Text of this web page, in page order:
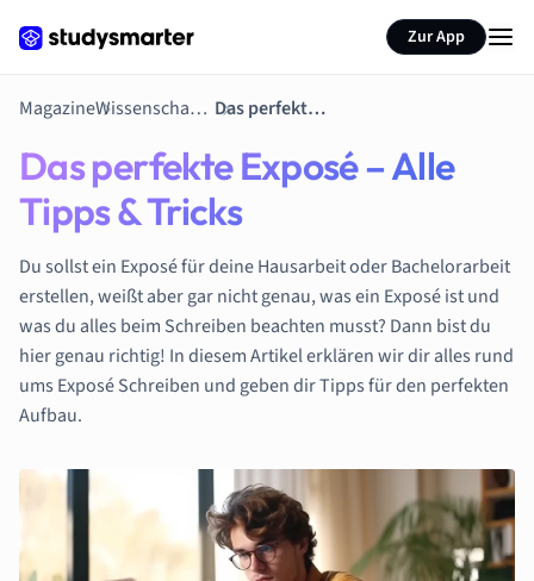
Zur App
Magazine Wissenschaftlich Schreiben Das perfekte Exposé – Alle Tipps & Tricks
Das perfekte Exposé – Alle
Tipps & Tricks
Du sollst ein Exposé für deine Hausarbeit oder Bachelorarbeit
erstellen, weißt aber gar nicht genau, was ein Exposé ist und
was du alles beim Schreiben beachten musst? Dann bist du
hier genau richtig! In diesem Artikel erklären wir dir alles rund
ums Exposé Schreiben und geben dir Tipps für den perfekten
Aufbau.